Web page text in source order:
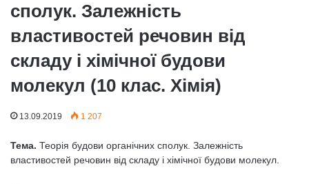
сполук. Залежність
властивостей речовин від
складу і хімічної будови
молекул (10 клас. Хімія)
13.09.2019 1 207
Тема. Теорія будови органічних сполук. Залежність
властивостей речовин від складу і хімічної будови молекул.